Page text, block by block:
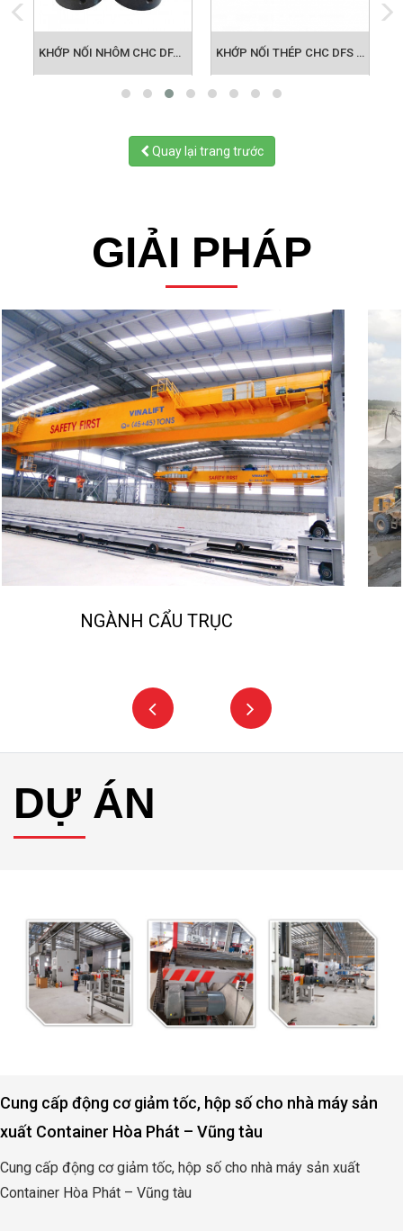
KHỚP NỐI NHÔM CHC DFA 38 KHỚP NỐI THÉP CHC DFS 19
GIẢI PHÁP
DỰ ÁN
Quảng Bình
Bình